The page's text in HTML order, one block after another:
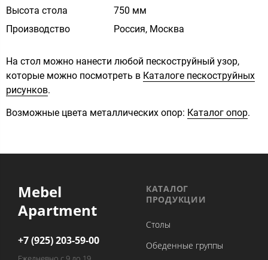
Высота стола
750 мм
Производство
Россия, Москва
На стол можно нанести любой пескоструйный узор,
которые можно посмотреть в Каталоге пескоструйных
рисунков.
Возможные цвета металлических опор: Каталог опор.
Mebel
Apartment
+7 (925) 203-59-00
КАТАЛОГ
ПРОДУКЦИИ
Столы
Обеденные группы